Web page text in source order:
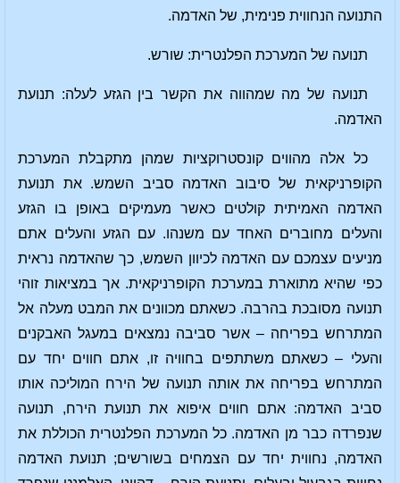
התנועה הנחווית פנימית, של האדמה.
תנועה של המערכת הפלנטרית: שורש.
תנועה של מה שמהווה את הקשר בין הגזע לעלה: תנועת
האדמה.
כל אלה מהווים קונסטרוקציות שמהן מתקבלת המערכת
הקופרניקאית של סיבוב האדמה סביב השמש. את תנועת
האדמה האמיתית קולטים כאשר מעמיקים באופן בו הגזע
והעלים מחוברים האחד עם משנהו. עם הגזע והעלים אתם
מניעים עצמכם עם האדמה לכיוון השמש, כך שהאדמה נראית
כפי שהיא מתוארת במערכת הקופרניקאית. אך במציאות זוהי
תנועה מסובכת בהרבה. כשאתם מכוונים את המבט מעלה אל
המתרחש בפריחה – אשר סביבה נמצאים במעגל האבקנים
והעלי – כשאתם משתתפים בחוויה זו, אתם חווים יחד עם
המתרחש בפריחה את אותה תנועה של הירח המוליכה אותו
סביב האדמה: אתם חווים איפוא את תנועת הירח, תנועה
שנפרדה כבר מן האדמה. כל המערכת הפלנטרית הכוללת את
האדמה, נחווית יחד עם הצמחים בשורשים; תנועת האדמה